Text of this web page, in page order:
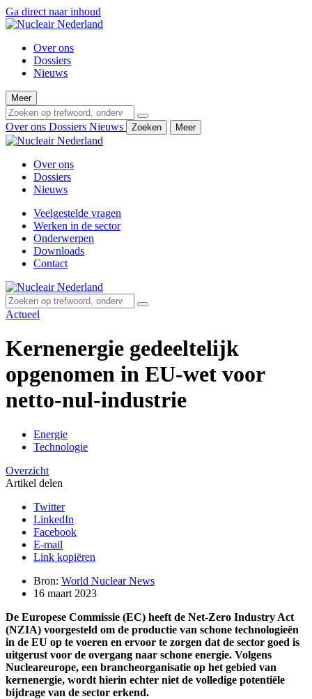
Ga direct naar inhoud
Over ons
Dossiers
Nieuws
Meer
Over ons Dossiers Nieuws Zoeken Meer
Over ons
Dossiers
Nieuws
Veelgestelde vragen
Werken in de sector
Onderwerpen
Downloads
Contact
Actueel
Kernenergie gedeeltelijk
opgenomen in EU-wet voor
netto-nul-industrie
Energie
Technologie
Overzicht
Artikel delen
Twitter
LinkedIn
Facebook
E-mail
Link kopiëren
Bron: World Nuclear News
16 maart 2023
De Europese Commissie (EC) heeft de Net-Zero Industry Act
(NZIA) voorgesteld om de productie van schone technologieën
in de EU op te voeren en ervoor te zorgen dat de sector goed is
uitgerust voor de overgang naar schone energie. Volgens
Nucleareurope, een brancheorganisatie op het gebied van
kernenergie, wordt hierin echter niet de volledige potentiële
bijdrage van de sector erkend.